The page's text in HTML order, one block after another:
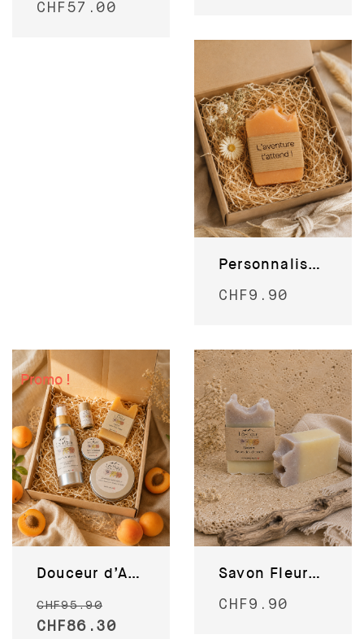
CHF 57.00
Personnalisez votre savon !
CHF 9.90
Promo !
Douceur d’Abricot
CHF95.90
CHF86.30
Savon Fleurs des champs
CHF 9.90